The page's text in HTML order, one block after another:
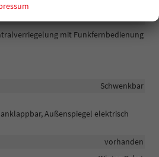
mit Funkfernbedienung
Schwenkbar
Außenspiegel elektrisch
vorhanden